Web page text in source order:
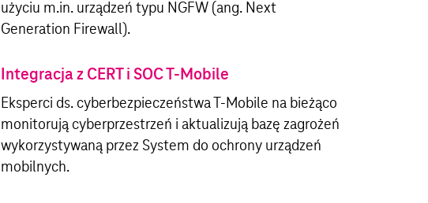
użyciu m.in. urządzeń typu NGFW (ang. Next
Generation Firewall).
Integracja z CERT i SOC T-Mobile
Eksperci ds. cyberbezpieczeństwa T-Mobile na bieżąco
monitorują cyberprzestrzeń i aktualizują bazę zagrożeń
wykorzystywaną przez System do ochrony urządzeń
mobilnych.